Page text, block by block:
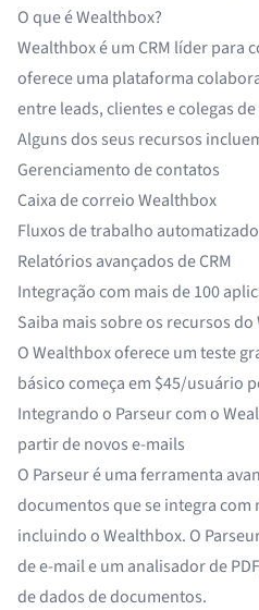
O que é Wealthbox?
Wealthbox é um CRM líder para
oferece uma plataforma
entre leads, clientes e colegas
Alguns dos seus recursos
Gerenciamento de contatos
Caixa de correio Wealthbox
Fluxos de trabalho
Relatórios avançados de CRM
Integração com mais de 100
Saiba mais sobre os recursos do
O Wealthbox oferece um teste
básico começa em $45/usuário
Integrando o Parseur com o
partir de novos e-mails
O Parseur é umaferramenta
documentosque se integra com
incluindo o Wealthbox. O
de e-maile um analisador de PDF
de dadosde documentos.